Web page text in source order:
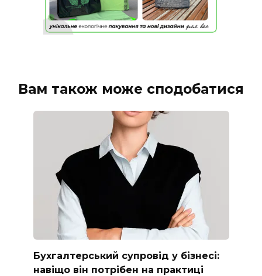
Вам також може сподобатися
Бухгалтерський супровід у бізнесі:
навіщо він потрібен на практиці